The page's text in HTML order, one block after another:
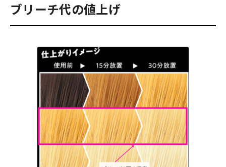
ブリーチ代の値上げ